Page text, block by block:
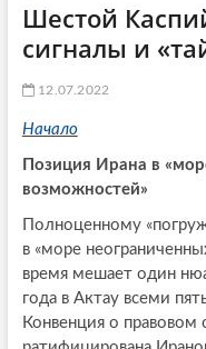
Шестой
сигналы и
12.07.2022
Начало
Позиция Ирана в
возможностей»
Полноценному
в «море
время мешает один
года в Актау всеми
Конвенция о правовом